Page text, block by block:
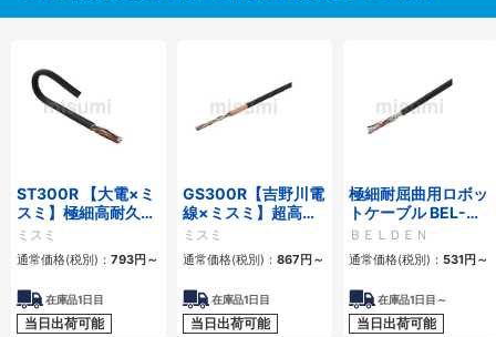
ST300R 【大電×ミ
スミ】極細高耐久ロ
ボットケーブル（シ
ールド無・有）
ミスミ
通常価格(税別)： 793円 ～
在庫品1日目
当日出荷可能
GS300R【吉野川電
線×ミスミ】超高屈
曲銅合金ロボットケ
ーブル（シールド
無・有）
ミスミ
通常価格(税別)： 867 円 ～
在庫品1日目
当日出荷可能
極細耐屈曲用ロボッ
トケーブル BEL-
RBT 20276シリー
ズ UL／CE シールド
有・無
ＢＥＬＤＥＮ
通常価格(税別)： 531円 ～
在庫品1日目～
当日出荷可能